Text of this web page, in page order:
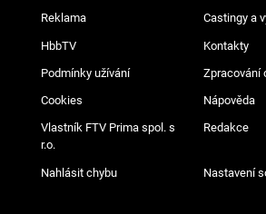
Reklama Castingy a
HbbTV Kontakty
Podmínky užívání Zpracování
Cookies Nápověda
Vlastník FTV Prima spol. s
r.o.
Redakce
Nahlásit chybu Nastavení